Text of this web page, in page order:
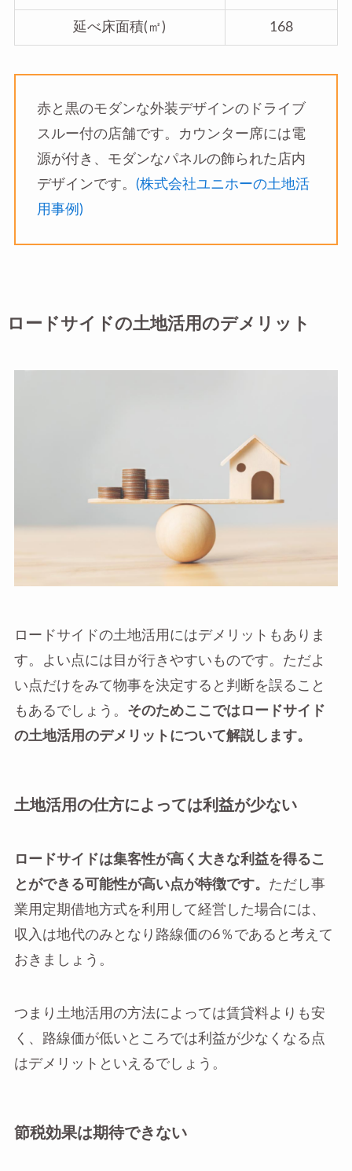
延べ床面積(㎡) 168
赤と黒のモダンな外装デザインのドライブ
スルー付の店舗です。カウンター席には電
源が付き、モダンなパネルの飾られた店内
デザインです。 (株式会社ユニホーの土地活
用事例)
ロードサイドの土地活用のデメリット
ロードサイドの土地活用にはデメリットもありま
す。よい点には目が行きやすいものです。ただよ
い点だけをみて物事を決定すると判断を誤ること
もあるでしょう。 そのためここではロードサイド
の土地活用のデメリットについて解説します。
土地活用の仕方によっては利益が少ない
ロードサイドは集客性が高く大きな利益を得るこ
とができる可能性が高い点が特徴です。 ただし事
業用定期借地方式を利用して経営した場合には、
収入は地代のみとなり路線価の6％であると考えて
おきましょう。
つまり土地活用の方法によっては賃貸料よりも安
く、路線価が低いところでは利益が少なくなる点
はデメリットといえるでしょう。
節税効果は期待できない